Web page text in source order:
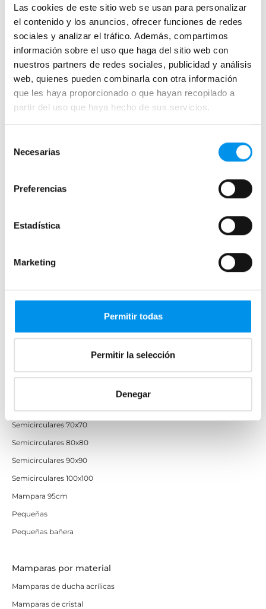
Las cookies de este sitio web se usan para personalizar
el contenido y los anuncios, ofrecer funciones de redes
sociales y analizar el tráfico. Además, compartimos
información sobre el uso que haga del sitio web con
nuestros partners de redes sociales, publicidad y análisis
web, quienes pueden combinarla con otra información
que les haya proporcionado o que hayan recopilado a
partir del uso que haya hecho de sus servicios.
Necesarias
Preferencias
Estadística
Marketing
Permitir todas
Permitir la selección
Denegar
Mamparas a ras de suelo
Mamparas de colores
Mamparas de perfilería aluminio plata brillo
Mamparas de ducha perfilería negra
Mamparas de perfilería oro rosa
Mamparas de colores
Mamparas 60x60
Mamparas 70x90
Mamparas 100x80
Mamparas 120x70
Semicirculares 70x70
Semicirculares 80x80
Semicirculares 90x90
Semicirculares 100x100
Mampara 95cm
Pequeñas
Pequeñas bañera
Mamparas por material
Mamparas de ducha acrílicas
Mamparas de cristal